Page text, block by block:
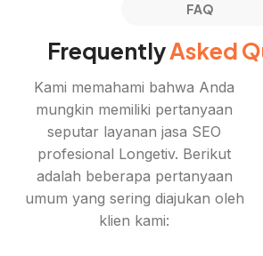
FAQ
FrequentlyAsked
Kami memahami bahwa Anda
mungkin memiliki pertanyaan
seputar layanan jasa SEO
profesional Longetiv. Berikut
adalah beberapa pertanyaan
umum yang sering diajukan oleh
klien kami: